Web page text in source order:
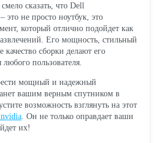
сказать, что Dell
это не просто ноутбук, это
который отлично подойдет как
Его мощность, стильный
сборки делают его
пользователя.
мощный и надежный
вашим верным спутником в
возможность взглянуть на этот
nvidia. Он не только оправдает ваши
их!